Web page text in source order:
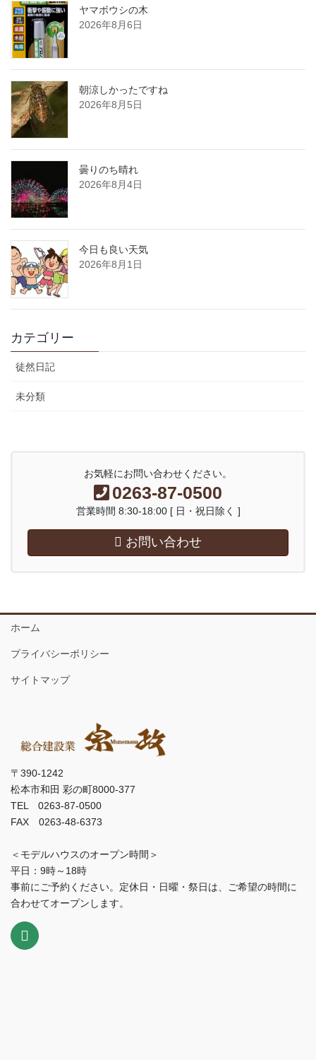
ヤマボウシの木
2026年8月6日
朝涼しかったですね
2026年8月5日
曇りのち晴れ
2026年8月4日
今日も良い天気
2026年8月1日
カテゴリー
徒然日記
未分類
お気軽にお問い合わせください。
0263-87-0500
営業時間 8:30-18:00 [ 日・祝日除く ]
お問い合わせ
ホーム
プライバシーポリシー
サイトマップ
〒390-1242
松本市和田 彩の町8000-377
TEL 0263-87-0500
FAX 0263-48-6373
＜モデルハウスのオープン時間＞
平日：9時～18時
事前にご予約ください。定休日・日曜・祭日は、ご希望の時間に
合わせてオープンします。